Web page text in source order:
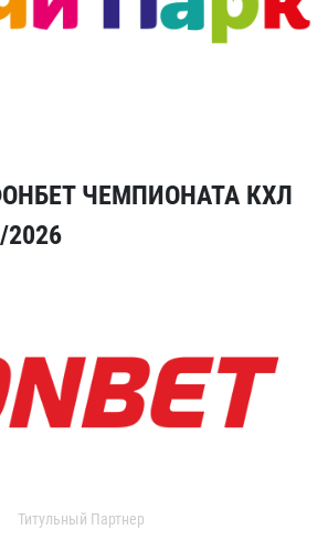
ЧЕМПИОНАТА КХЛ
Титульный Партнер